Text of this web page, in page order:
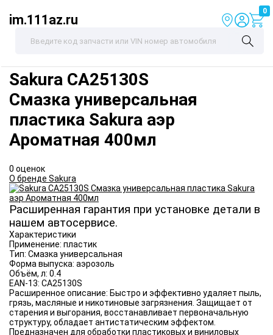
im.111az.ru
0
Sakura CA25130S
Смазка универсальная
пластика Sakura аэр
Ароматная 400мл
0 оценок
О бренде Sakura
Расширенная гарантия при установке детали в
нашем автосервисе.
Характеристики
Применение: пластик
Тип: Смазка универсальная
Форма выпуска: аэрозоль
Объём, л: 0.4
EAN-13: CA25130S
Расширенное описание: Быстро и эффективно удаляет пыль,
грязь, масляные и никотиновые загрязнения. Защищает от
старения и выгорания, восстанавливает первоначальную
структуру, обладает антистатическим эффектом.
Предназначен для обработки пластиковых и виниловых